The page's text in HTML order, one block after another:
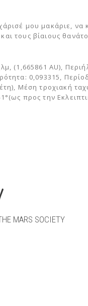
μου μακάριε,
τους βίαιους
(1,665861 AU),
0,093315,
Μέση τροχιακή
προς την
MARS SOCIETY